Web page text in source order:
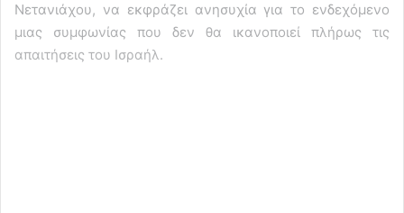
Νετανιάχου, να εκφράζει ανησυχία για το ενδεχόμενο
μιας συμφωνίας που δεν θα ικανοποιεί πλήρως τις
απαιτήσεις του Ισραήλ.